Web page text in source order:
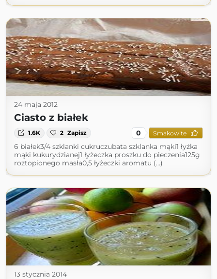
24 maja 2012
Ciasto z białek
1.6K 2 Zapisz 0 Smakowite
6 białek3/4 szklanki cukruczubata szklanka mąki1 łyżka
mąki kukurydzianej1 łyżeczka proszku do pieczenia125g
roztopionego masła0,5 łyżeczki aromatu (...)
13 stycznia 2014